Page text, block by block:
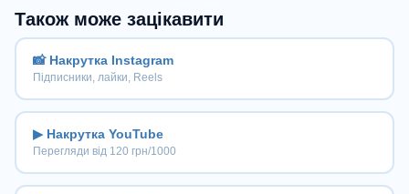
Також може зацікавити
📸 Накрутка Instagram
Підписники, лайки, Reels
▶ Накрутка YouTube
Перегляди від 120 грн/1000